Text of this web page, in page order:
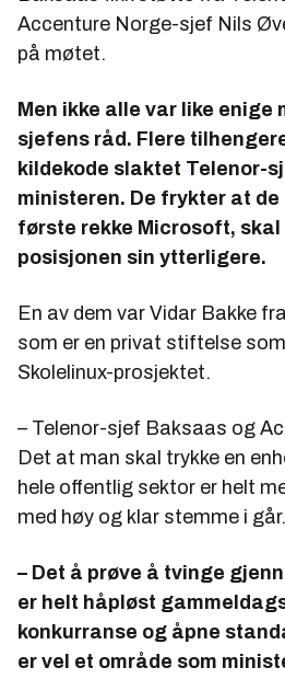
Accenture Norge-sjef Nils
på møtet.
Men ikke alle var like enige
sjefens råd. Flere
kildekode slaktet Telenor-
ministeren. De frykter at
første rekke Microsoft,
posisjonen sin ytterligere.
En av dem var Vidar Bakke
som er en privat stiftelse
Skolelinux-prosjektet.
– Telenor-sjef Baksaas og
Det at man skal trykke en
hele offentlig sektor er helt
med høy og klar stemme i går.
– Det å prøve å tvinge
er helt håpløst
konkurranse og åpne
er vel et område som